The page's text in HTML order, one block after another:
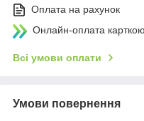
Оплата на рахунок
Онлайн-оплата
Всі умови оплати
Умови повернення